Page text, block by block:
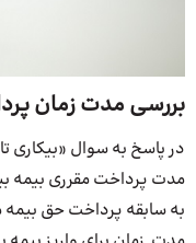
بررسی مدت زمان
در پاسخ به سوال «بیکاری
مدت پرداخت مقرری بیمه
به سابقه پرداخت حق